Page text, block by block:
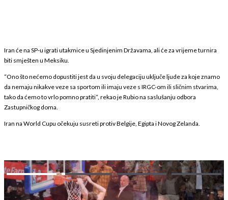
Iran će na SP-u igrati utakmice u Sjedinjenim Državama, ali će za vrijeme turnira
biti smješten u Meksiku.
“Ono što nećemo dopustiti jest da u svoju delegaciju uključe ljude za koje znamo
da nemaju nikakve veze sa sportom ili imaju veze s IRGC-om ili sličnim stvarima,
tako da ćemo to vrlo pomno pratiti“, rekao je Rubio na saslušanju odbora
Zastupničkog doma.
Iran na World Cupu očekuju susreti protiv Belgije, Egipta i Novog Zelanda.